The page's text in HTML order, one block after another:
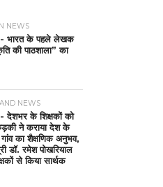
NEWS
भारत के पहले लेखक
की पाठशाला” का
NEWS
देशभर के शिक्षकों को
ने कराया देश के
का शैक्षणिक अनुभव,
डॉ. रमेश पोखरियाल
से किया सार्थक